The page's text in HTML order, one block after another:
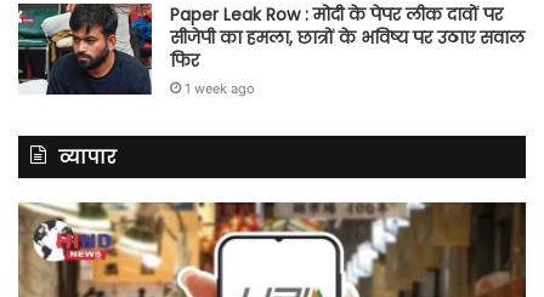
Paper Leak Row : मोदी के पेपर लीक दावों पर
सीजेपी का हमला, छात्रों के भविष्य पर उठाए सवाल
फिर
1 week ago
व्यापार